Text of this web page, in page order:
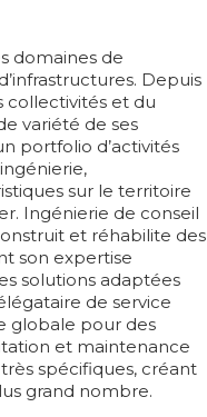
domaines de
Depuis
collectivités et du
variété de ses
portfolio d’activités
sur le territoire
Ingénierie de conseil
et réhabilite des
son expertise
solutions adaptées
de service
globale pour des
et maintenance
spécifiques, créant
grand nombre.